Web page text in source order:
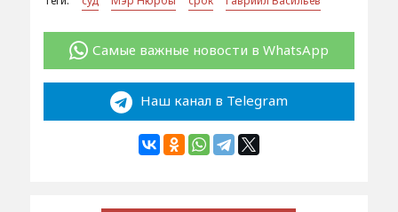
Самые важные новости в WhatsApp
Наш канал в Telegram